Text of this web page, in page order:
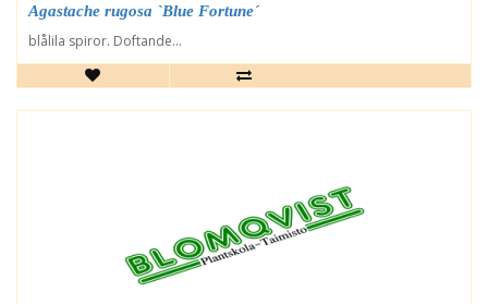
Agastache rugosa `Blue Fortune´
blålila spiror. Doftande...